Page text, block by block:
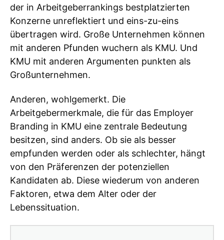
der in Arbeitgeberrankings bestplatzierten
Konzerne unreflektiert und eins-zu-eins
übertragen wird. Große Unternehmen können
mit anderen Pfunden wuchern als KMU. Und
KMU mit anderen Argumenten punkten als
Großunternehmen.
Anderen, wohlgemerkt. Die
Arbeitgebermerkmale, die für das Employer
Branding in KMU eine zentrale Bedeutung
besitzen, sind anders. Ob sie als besser
empfunden werden oder als schlechter, hängt
von den Präferenzen der potenziellen
Kandidaten ab. Diese wiederum von anderen
Faktoren, etwa dem Alter oder der
Lebenssituation.